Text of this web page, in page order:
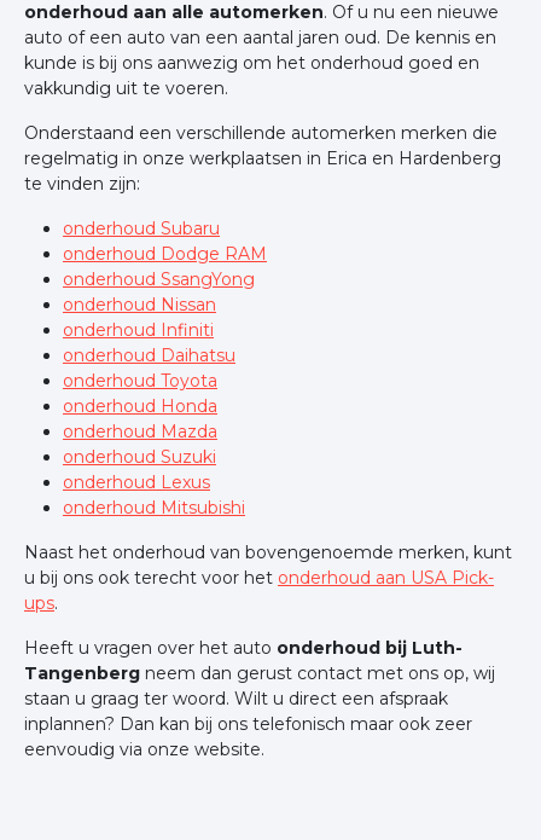
onderhoud aan alle automerken. Of u nu een nieuwe
auto of een auto van een aantal jaren oud. De kennis en
kunde is bij ons aanwezig om het onderhoud goed en
vakkundig uit te voeren.
Onderstaand een verschillende automerken merken die
regelmatig in onze werkplaatsen in Erica en Hardenberg
te vinden zijn:
onderhoud Subaru
onderhoud Dodge RAM
onderhoud SsangYong
onderhoud Nissan
onderhoud Infiniti
onderhoud Daihatsu
onderhoud Toyota
onderhoud Honda
onderhoud Mazda
onderhoud Suzuki
onderhoud Lexus
onderhoud Mitsubishi
Naast het onderhoud van bovengenoemde merken, kunt
u bij ons ook terecht voor het onderhoud aan USA Pick-
ups.
Heeft u vragen over het auto onderhoud bij Luth-
Tangenberg neem dan gerust contact met ons op, wij
staan u graag ter woord. Wilt u direct een afspraak
inplannen? Dan kan bij ons telefonisch maar ook zeer
eenvoudig via onze website.